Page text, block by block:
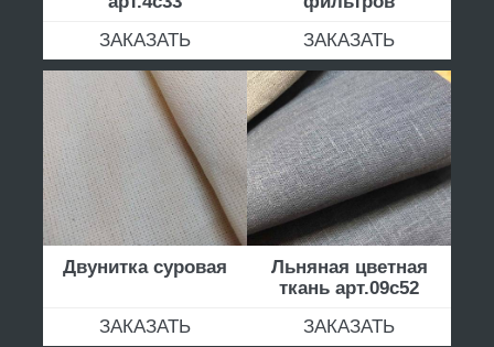
ЗАКАЗАТЬ
ЗАКАЗАТЬ
Двунитка суровая
ЗАКАЗАТЬ
Льняная цветная
ткань арт.09с52
ЗАКАЗАТЬ